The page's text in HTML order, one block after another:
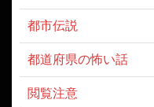
都市伝説
都道府県の怖い話
閲覧注意